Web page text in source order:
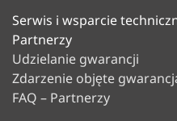
tel.: + 48 22 319
e-mail:
faks: +48 22 319
Centrum
gwarancji
Indywidualne
Serwis i wsparcie
Partnerzy
Udzielanie gwarancji
Zdarzenie objęte
FAQ – Partnerzy